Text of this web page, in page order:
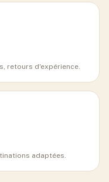
retours d'expérience.
adaptées.